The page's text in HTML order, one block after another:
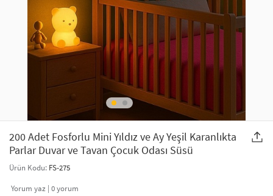
SAÇ AKSESUARLARI
GELİN / DÜĞÜN AKSESUARLARI
ŞAL VE FULAR
ODA KOKUSU VE MUM
PARTİ SÜSLERİ
YILBAŞI ÜRÜNLERİ
KULLAN AT TABAK BARDAK SETİ
200 Adet Fosforlu Mini Yıldız ve Ay Yeşil Karanlıkta
Parlar Duvar ve Tavan Çocuk Odası Süsü
Ürün Kodu: FS-275
Yorum yaz | 0yorum